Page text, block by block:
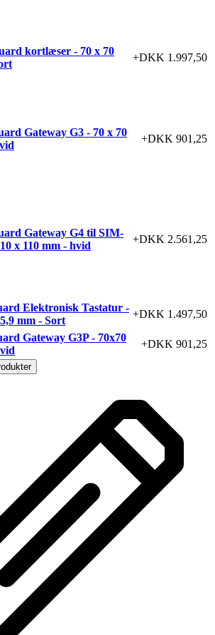
kortlæser - 70 x 70
+DKK 1.997,50
Gateway G3 - 70 x 70
+DKK 901,25
Gateway G4 til SIM-
x 110 mm - hvid
+DKK 2.561,25
Elektronisk Tastatur -
mm - Sort
+DKK 1.497,50
Gateway G3P - 70x70
+DKK 901,25